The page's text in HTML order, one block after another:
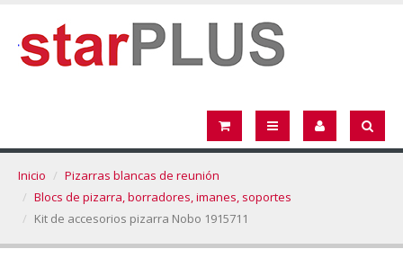
Inicio
Pizarras blancas de reunión
Blocs de pizarra, borradores, imanes, soportes
Kit de accesorios pizarra Nobo 1915711